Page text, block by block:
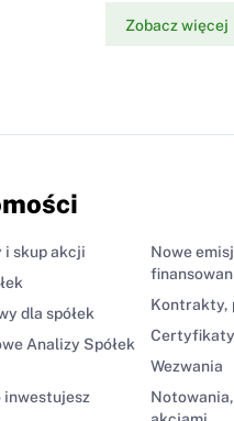
Zobacz więcej
i skup akcji
dla spółek
Analizy Spółek
inwestujesz
Nowe
Kontrakty,
Certyfikaty
Wezwania